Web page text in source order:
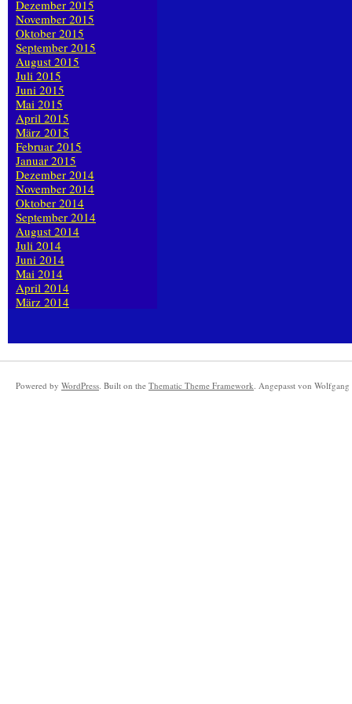
Dezember 2015
November 2015
Oktober 2015
September 2015
August 2015
Juli 2015
Juni 2015
Mai 2015
April 2015
März 2015
Februar 2015
Januar 2015
Dezember 2014
November 2014
Oktober 2014
September 2014
August 2014
Juli 2014
Juni 2014
Mai 2014
April 2014
März 2014
Powered by WordPress. Built on the Thematic Theme Framework. Angepasst von